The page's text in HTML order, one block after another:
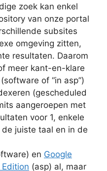
zoek kan enkel
van onze portal
subsites
omgeving zitten,
resultaten. Daarom
meer kant-en-klare
of “in asp”)
(gescheduled
aangeroepen met
voor 1, enkele
juiste taal en in de
en Google
(asp) al, maar